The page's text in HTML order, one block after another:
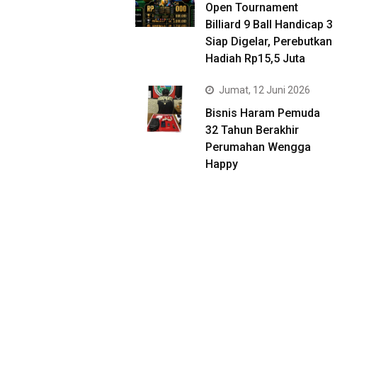
Open Tournament
Billiard 9 Ball Handicap 3
Siap Digelar, Perebutkan
Hadiah Rp15,5 Juta
Jumat, 12 Juni 2026
Bisnis Haram Pemuda
32 Tahun Berakhir
Perumahan Wengga
Happy